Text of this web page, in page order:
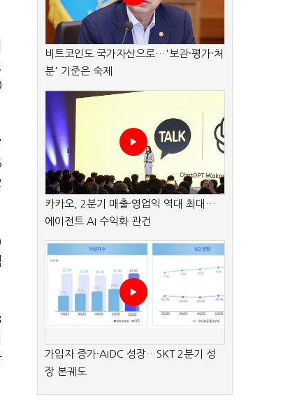
비트코인도 국가자산으로…'보관·평가·처
분' 기준은 숙제
카카오, 2분기 매출·영업익 역대 최대…
에이전트 AI 수익화 관건
가입자 증가·AIDC 성장…SKT 2분기 성
장 본궤도